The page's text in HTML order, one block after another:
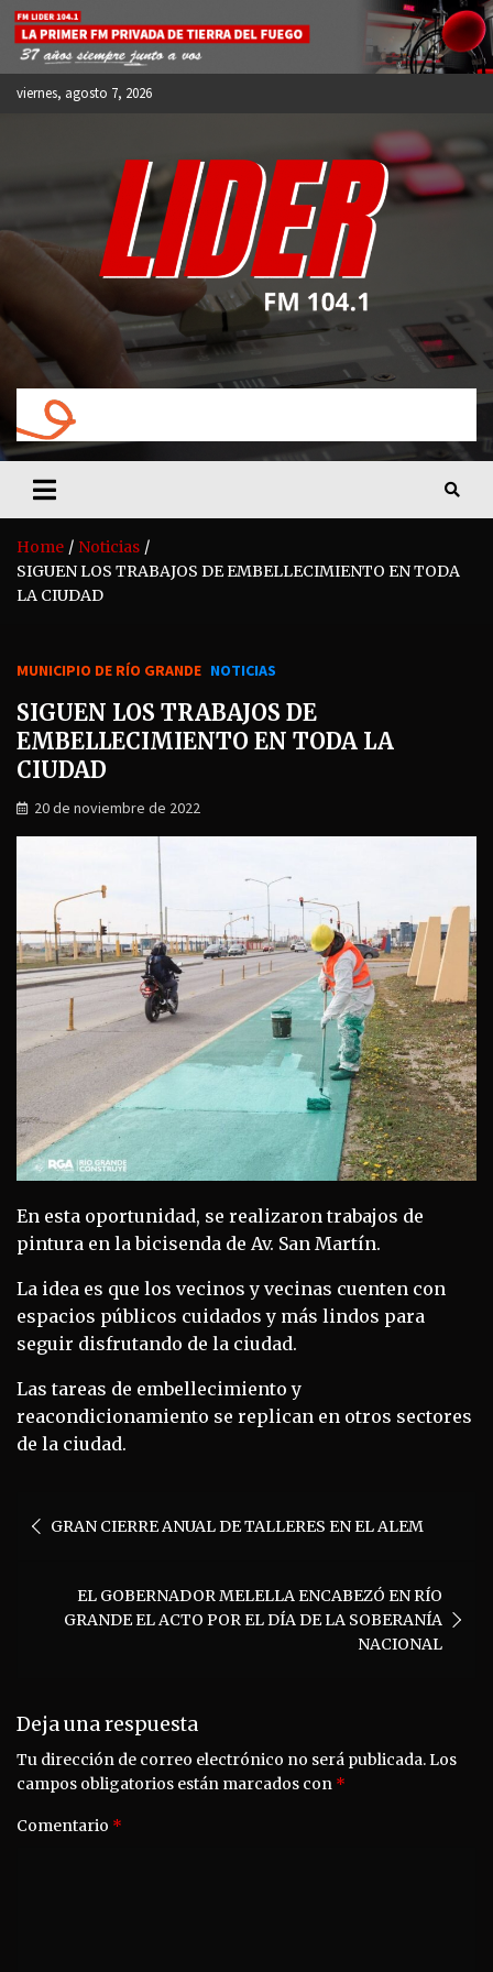
Skip
content
viernes, agosto 7, 2026
FM LIDER 104.1
Home
Noticias
SIGUEN LOS TRABAJOS DE EMBELLECIMIENTO EN TODA
LA CIUDAD
MUNICIPIO DE RÍO GRANDE NOTICIAS
SIGUEN LOS TRABAJOS DE
EMBELLECIMIENTO EN TODA LA
CIUDAD
20 de noviembre de 2022
En esta oportunidad, se realizaron trabajos de
pintura en la bicisenda de Av. San Martín.
La idea es que los vecinos y vecinas cuenten con
espacios públicos cuidados y más lindos para
seguir disfrutando de la ciudad.
Las tareas de embellecimiento y
reacondicionamiento se replican en otros sectores
de la ciudad.
de GRAN CIERRE ANUAL DE TALLERES EN EL ALEM
EL GOBERNADOR MELELLA ENCABEZÓ EN RÍO
GRANDE EL ACTO POR EL DÍA DE LA SOBERANÍA
NACIONAL
Deja una respuesta
Tu dirección de correo electrónico no será publicada.Los
campos obligatorios están marcados con *
Comentario *